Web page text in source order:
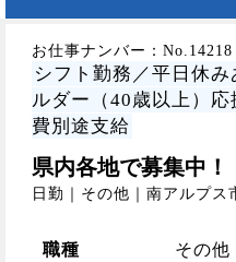
お仕事ナンバー：No.14218
シフト勤務／平日休
ルダー（40歳以上）
費別途支給
県内各地で募集中！
日勤｜その他｜南アルプス
職種 その他